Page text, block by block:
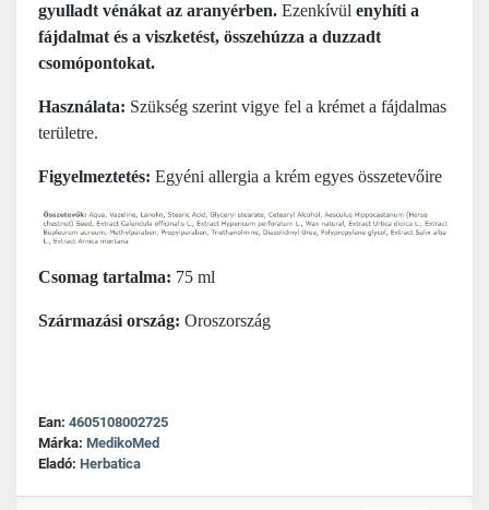
gyulladt vénákat az aranyérben. Ezenkívül enyhíti a
fájdalmat és a viszketést, összehúzza a duzzadt
csomópontokat.
Használata: Szükség szerint vigye fel a krémet a fájdalmas
területre.
Figyelmeztetés: Egyéni allergia a krém egyes összetevőire
Csomag tartalma: 75 ml
Származási ország: Oroszország
Ean: 4605108002725
Márka: MedikoMed
Eladó: Herbatica